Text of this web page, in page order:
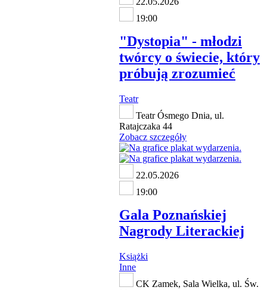
19:00
"Dystopia" - młodzi
twórcy o świecie, który
próbują zrozumieć
Teatr
Teatr Ósmego Dnia, ul.
Ratajczaka 44
Zobacz szczegóły
22.05.2026
19:00
Gala Poznańskiej
Nagrody Literackiej
Książki
Inne
CK Zamek, Sala Wielka, ul. Św.